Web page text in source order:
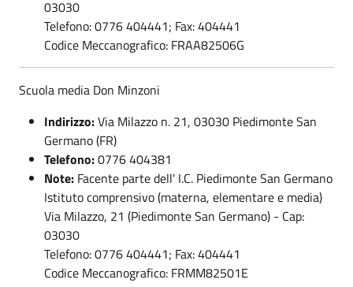
03030
Telefono: 0776 404441; Fax: 404441
Codice Meccanografico: FRAA82506G
Scuola media Don Minzoni
Indirizzo:Via Milazzo n. 21, 03030 Piedimonte San
Germano (FR)
Telefono:0776 404381
Note: Facente parte dell' I.C. Piedimonte San Germano
Istituto comprensivo (materna, elementare e media)
Via Milazzo, 21 (Piedimonte San Germano) - Cap:
03030
Telefono: 0776 404441; Fax: 404441
Codice Meccanografico: FRMM82501E